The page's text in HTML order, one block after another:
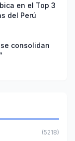
en el Top 3
del Perú
consolidan
(5218)